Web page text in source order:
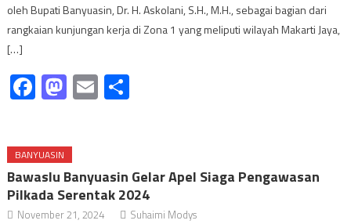
oleh Bupati Banyuasin, Dr. H. Askolani, S.H., M.H., sebagai bagian dari
rangkaian kunjungan kerja di Zona 1 yang meliputi wilayah Makarti Jaya,
[…]
Facebook
Mastodon
Email
BANYUASIN
Bawaslu Banyuasin Gelar Apel Siaga Pengawasan
Pilkada Serentak 2024
November 21, 2024 Suhaimi Modys